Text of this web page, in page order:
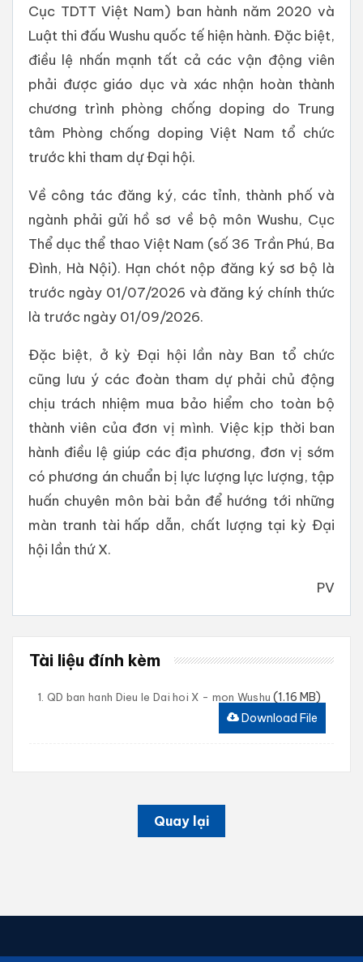
Cục TDTT Việt Nam) ban hành năm 2020 và
Luật thi đấu Wushu quốc tế hiện hành. Đặc biệt,
điều lệ nhấn mạnh tất cả các vận động viên
phải được giáo dục và xác nhận hoàn thành
chương trình phòng chống doping do Trung
tâm Phòng chống doping Việt Nam tổ chức
trước khi tham dự Đại hội.
Về công tác đăng ký, các tỉnh, thành phố và
ngành phải gửi hồ sơ về bộ môn Wushu, Cục
Thể dục thể thao Việt Nam (số 36 Trần Phú, Ba
Đình, Hà Nội). Hạn chót nộp đăng ký sơ bộ là
trước ngày 01/07/2026 và đăng ký chính thức
là trước ngày 01/09/2026.
Đặc biệt, ở kỳ Đại hội lần này Ban tổ chức
cũng lưu ý các đoàn tham dự phải chủ động
chịu trách nhiệm mua bảo hiểm cho toàn bộ
thành viên của đơn vị mình. Việc kịp thời ban
hành điều lệ giúp các địa phương, đơn vị sớm
có phương án chuẩn bị lực lượng lực lượng, tập
huấn chuyên môn bài bản để hướng tới những
màn tranh tài hấp dẫn, chất lượng tại kỳ Đại
hội lần thứ X.
PV
Tài liệu đính kèm
1. QD ban hanh Dieu le Dai hoi X - mon Wushu (1.16 MB)
Download File
Quay lại